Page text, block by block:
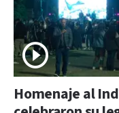
Homenaje al